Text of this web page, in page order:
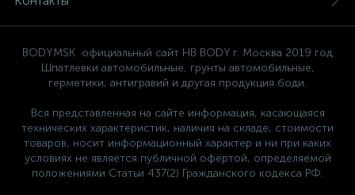
BODYMSK официальный сайт HB BODY г. Москва 2019 год
Шпатлевки автомобильные, грунты автомобильные,
герметики, антигравий и другая продукция боди.
Вся представленная на сайте информация, касающаяся
технических характеристик, наличия на складе, стоимости
товаров, носит информационный характер и ни при каких
условиях не является публичной офертой, определяемой
положениями Статьи 437(2) Гражданского кодекса РФ.